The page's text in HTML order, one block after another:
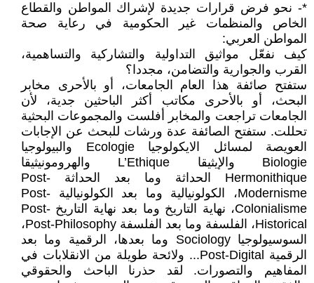
*- نحو فرض قرارات جديدة لإشراك المواطن والقطاع
الخاص والمنظمات غير الحكومية في رعاية صحة
المواطن العربي:
كيف نفعّل مواثيق التداولية والتشاركية والتساهمية،
القرب والجوارية والتضامن، مجددا؟
ستفتح صائفة هذا العام الجامعات، أو بالأحرى مخابر
البحث، أو بالأحرى مكاتب أكثر الباحثين جدية، لأن
الجامعات تراجعت والمخابر أفلست والمجموعات البحثية
تحللت. ستفتح الصائفة عدة ورشات للبحث عن الإجابات
العويصة لمسائل الايكولوجيا Ecologie والبيولوجيا
Biologie والإيثيقا L’Ethique والهرومونيثيقا
Hermonithique الحداثة وما بعد الحداثة Post-
Modernisme، الكولونيالية وما بعد الكولونيالية Post-
Colonialisme، نهاية التاريخ وما بعد نهاية التاريخ Post-
Historical، الفلسفة وما بعد الفلسفة Post-Philosophy،
السوسيولوجيا Sociology وما بعدها، الرقمية وما بعد
الرقمية Post-Digital... ولائحة طويلة من الانقلابات في
المفاهيم والتصورات. لقد حذرنا الباحث والحقوقي